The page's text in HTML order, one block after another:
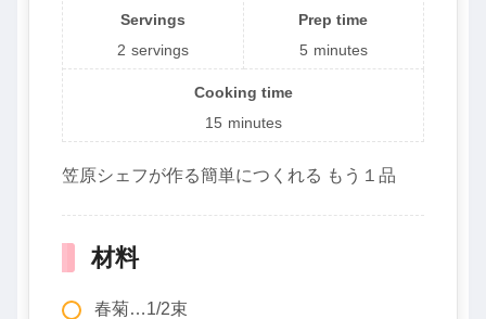
Servings
2 servings
Prep time
5 minutes
Cooking time
15 minutes
笠原シェフが作る簡単につくれる もう１品
材料
春菊…1/2束